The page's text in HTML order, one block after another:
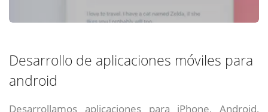
Desarrollo de aplicaciones móviles para
android
Desarrollamos aplicaciones para iPhone, Android,